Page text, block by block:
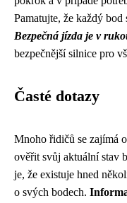
Pamatujte, že každý bod
Bezpečná jízda je v
bezpečnější silnice pro
Časté dotazy
Mnoho řidičů se zajímá
ověřit svůj aktuální stav
je, že existuje hned
o svých bodech.